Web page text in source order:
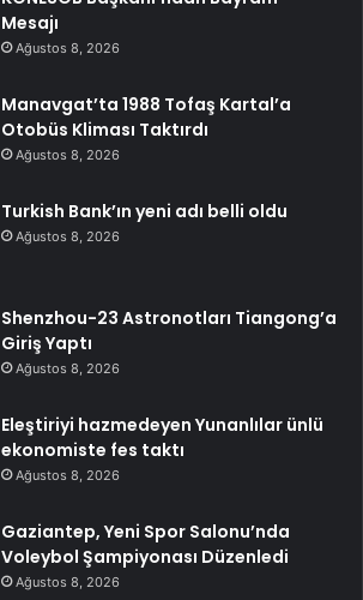
Mesajı
Ağustos 8, 2026
Manavgat’ta 1988 Tofaş Kartal’a
Otobüs Kliması Taktırdı
Ağustos 8, 2026
Turkish Bank’ın yeni adı belli oldu
Ağustos 8, 2026
Shenzhou-23 Astronotları Tiangong’a
Giriş Yaptı
Ağustos 8, 2026
Eleştiriyi hazmedeyen Yunanlılar ünlü
ekonomiste fes taktı
Ağustos 8, 2026
Gaziantep, Yeni Spor Salonu’nda
Voleybol Şampiyonası Düzenledi
Ağustos 8, 2026